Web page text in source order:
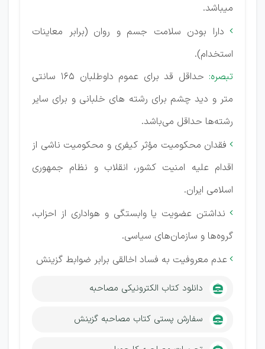
میباشد.

دارا بودن سلامت جسم و روان (برابر معاینات
استخدام).
تبصره:
حداقل قد برای عموم داوطلبان 165 سانتی
متر و دید چشم برای رشته های خلبانی و برای سایر
رشته‌ها حداقل می‌باشد.
 فقدان محكومیت مؤثر كیفری و محكومیت ناشی از
اقدام علیه امنیت كشور، انقلاب و نظام جمهوری
اسلامی ایران.
 نداشتن عضویت یا وابستگی و هواداری از احزاب،
گروه‌ها و سازمان‌های سیاسی.
 عدم معروفیت به فساد اخالقی برابر ضوابط گزینش
دانلود کتاب الکترونیکی مصاحبه
سفارش پستی کتاب مصاحبه گزینش